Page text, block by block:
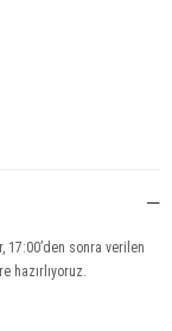
17:00’den sonra verilen